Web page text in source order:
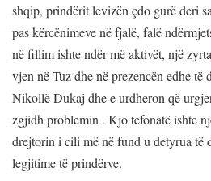
shqip, prindërit levizën çdo gurë deri
pas kërcënimeve në fjalë, falë
në fillim ishte ndër më aktivët, një
vjen në Tuz dhe në prezencën edhe të
Nikollë Dukaj dhe e urdheron që
zgjidh problemin . Kjo tefonatë ishte
drejtorin i cili më në fund u detyrua të
legjitime të prindërve.